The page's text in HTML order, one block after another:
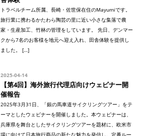
トラベルチーム所属、長崎・佐世保在住のMayumiです。
旅行業に携わるかたわら陶芸の里に近い小さな集落で農
家・生産加工、竹林の管理をしています。 先日、デンマー
クから7名のお客様を地元へ迎え入れ、田舎体験を提供し
ました。 […]
2025-04-14
【第4回】海外旅行代理店向けウェビナー開
催報告
2025年3月31日、「銀の馬車道サイクリングツアー」をテ
ーマとしたウェビナーを開催しました。本ウェビナーは、
兵庫県を舞台としたサイクリングツアーを題材に、欧米市
場に向けて日本旅行商品の新たな魅力を発信し、定番ルー